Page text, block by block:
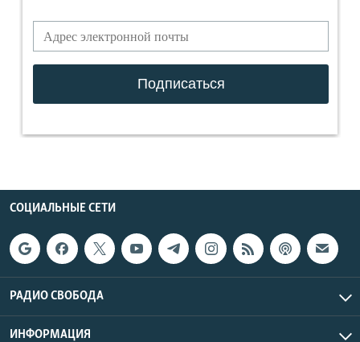
СОЦИАЛЬНЫЕ СЕТИ
РАДИО СВОБОДА
ИНФОРМАЦИЯ